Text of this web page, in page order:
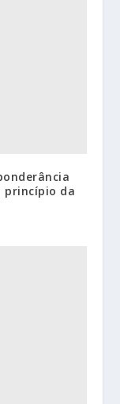
princípio da